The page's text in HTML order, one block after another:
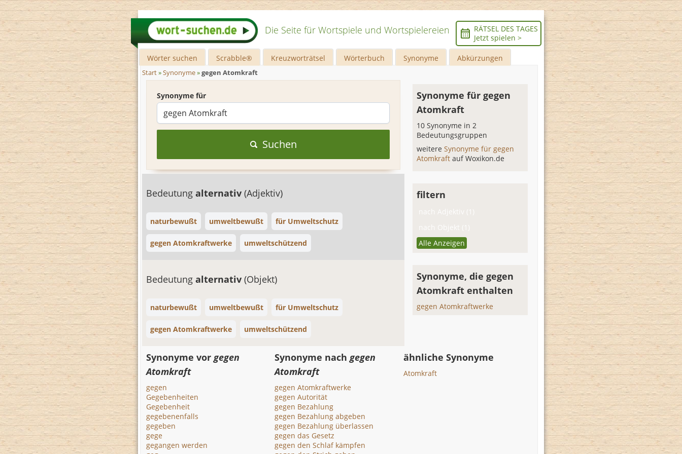
Die Seite für Wortspiele und Wortspielereien
RÄTSEL DES TAGES
Jetzt spielen >
Wörter suchen Scrabble® Kreuzworträtsel Wörterbuch Synonyme Abkürzungen
Start»Synonyme»gegen Atomkraft
Synonyme für
Suchen
Bedeutung alternativ (Adjektiv)
naturbewußt umweltbewußt für Umweltschutz
gegen Atomkraftwerke umweltschützend
Bedeutung alternativ (Objekt)
naturbewußt umweltbewußt für Umweltschutz
gegen Atomkraftwerke umweltschützend
Synonyme für gegen
Atomkraft
10 Synonyme in 2
Bedeutungsgruppen
weitereSynonyme für gegen
Atomkraftauf Woxikon.de
filtern
nach Adjektiv (1)
nach Objekt (1)
Alle Anzeigen
Synonyme, die gegen
Atomkraft enthalten
gegen Atomkraftwerke
Synonyme vor gegen
Atomkraft
gegen
Gegebenheiten
Gegebenheit
gegebenenfalls
gegeben
gege
gegangen werden
Synonyme nachgegen
Atomkraft
gegen Atomkraftwerke
gegen Autorität
gegen Bezahlung
gegen Bezahlung abgeben
gegen Bezahlung überlassen
gegen das Gesetz
gegen den Schlaf kämpfen
ähnliche Synonyme
Atomkraft